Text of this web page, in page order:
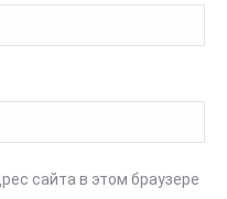
сайта в этом браузере